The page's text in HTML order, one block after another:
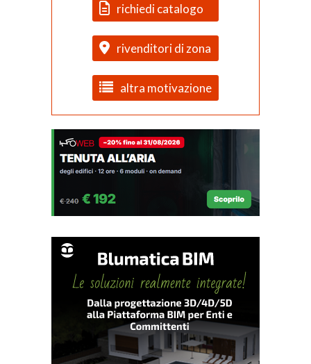
richiedi catalogo
rivenditori di zona
altra motivazione